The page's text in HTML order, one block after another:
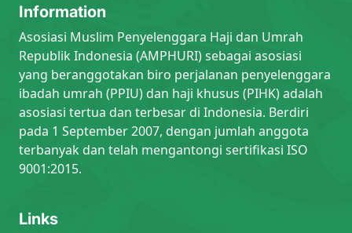
Information
Asosiasi Muslim Penyelenggara Haji dan Umrah
Republik Indonesia (AMPHURI) sebagai asosiasi
yang beranggotakan biro perjalanan penyelenggara
ibadah umrah (PPIU) dan haji khusus (PIHK) adalah
asosiasi tertua dan terbesar di Indonesia. Berdiri
pada 1 September 2007, dengan jumlah anggota
terbanyak dan telah mengantongi sertifikasi ISO
9001:2015.
Links